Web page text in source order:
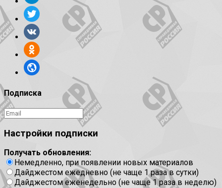
Подписка
Настройки подписки
Получать обновления:
Немедленно, при появлении новых материалов
Дайджестом ежедневно (не чаще 1 раза в сутки)
Дайджестом еженедельно (не чаще 1 раза в неделю)